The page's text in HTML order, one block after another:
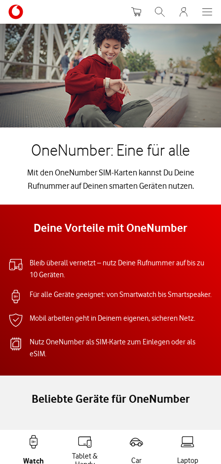
WarenkorbSuche MeinVodafone
OneNumber: Eine für alle
Mit den OneNumber SIM-Karten kannst Du Deine
Rufnummer auf Deinen smarten Geräten nutzen.
Deine Vorteile mit OneNumber
Bleib überall vernetzt – nutz Deine Rufnummer auf bis zu
10 Geräten.
Für alle Geräte geeignet: von Smartwatch bis Smartspeaker.
Mobil arbeiten geht in Deinem eigenen, sicheren Netz.
Nutz OneNumber als SIM-Karte zum Einlegen oder als
eSIM.
Beliebte Geräte für OneNumber
Watch
Tablet &
Car Laptop